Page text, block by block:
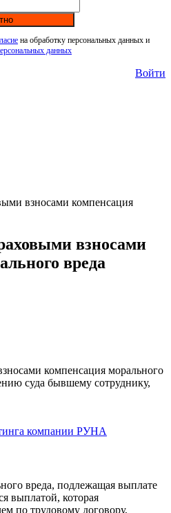
на обработку персональных данных и
данных
Войти
взносами компенсация
взносами
вреда
компенсация морального
суда бывшему сотруднику,
компании РУНА
вреда, подлежащая выплате
выплатой, которая
по трудовому договору,